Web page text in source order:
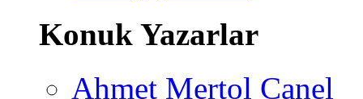
Konuk Yazarlar
Ahmet Mertol Canel